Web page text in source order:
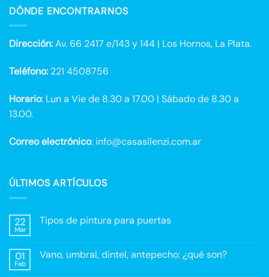
DÓNDE ENCONTRARNOS
Dirección:Av. 66 2417 e/143 y 144 | Los Hornos, La Plata.
Teléfono: 221 4508756
Horario: Lun a Vie de 8.30 a 17.00 | Sábado de 8.30 a
13.00.
Correo electrónico: info@casasilenzi.com.ar
ÚLTIMOS ARTÍCULOS
22
Mar
Tipos de pintura para puertas
en
01
Feb
Vano, umbral, dintel, antepecho: ¿qué son?